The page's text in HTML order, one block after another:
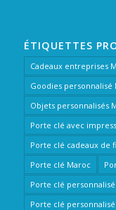
ÉTIQUETTES
Cadeaux entreprises
Goodies personnalisé
Objets personnalisés
Porte clé avec
Porte clé cadeaux de
Porte clé Maroc
Porte clé
Porte clé personnalisé